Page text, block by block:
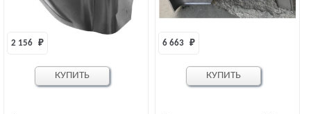
2 156 ₽
КУПИТЬ
6 663 ₽
КУПИТЬ